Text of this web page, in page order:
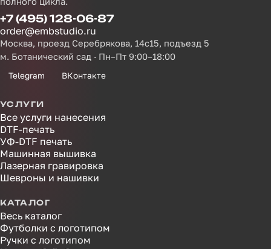
+7 (495) 128-06-87
order@embstudio.ru
Москва, проезд Серебрякова, 14с15, подъезд 5
м. Ботанический сад · Пн–Пт 9:00–18:00
Telegram ВКонтакте
УСЛУГИ
Все услуги нанесения
DTF-печать
УФ-DTF печать
Машинная вышивка
Лазерная гравировка
Шевроны и нашивки
КАТАЛОГ
Весь каталог
Футболки с логотипом
Ручки с логотипом